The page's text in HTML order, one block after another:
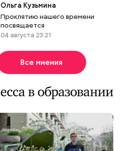
Ольга Кузьмина
Проклятию нашего времени
посвящается
04 августа 23:21
Все мнения